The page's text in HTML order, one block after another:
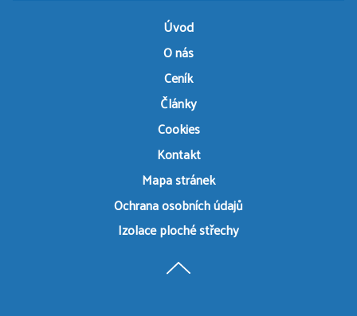
Úvod
O nás
Ceník
Články
Cookies
Kontakt
Mapa stránek
Ochrana osobních údajů
Izolace ploché střechy